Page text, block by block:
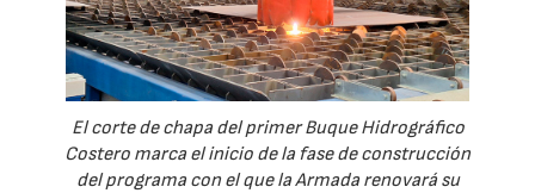
El corte de chapa del primer Buque Hidrográfico
Costero marca el inicio de la fase de construcción
del programa con el que la Armada renovará su